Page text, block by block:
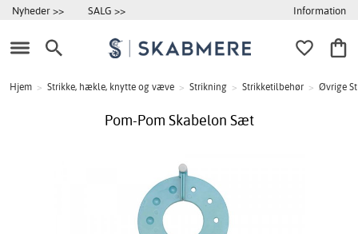
Nyheder >> SALG >> Information
Hjem > Strikke, hækle, knytte og væve > Strikning > Strikketilbehør > Øvrige
Pom-Pom Skabelon Sæt